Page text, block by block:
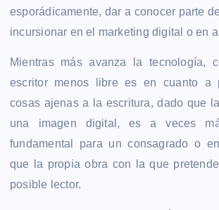
esporádicamente, dar a conocer parte
incursionar en el marketing digital o en
Mientras más avanza la tecnología,
escritor menos libre es en cuanto a
cosas ajenas a la escritura, dado que
una imagen digital, es a veces
fundamental para un consagrado o
que la propia obra con la que
posible lector.